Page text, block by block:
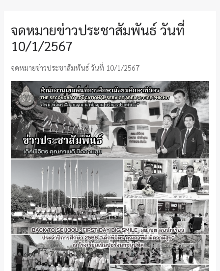
จดหมายข่าวประชาสัมพันธ์ วันที่
10/1/2567
จดหมายข่าวประชาสัมพันธ์ วันที่ 10/1/2567